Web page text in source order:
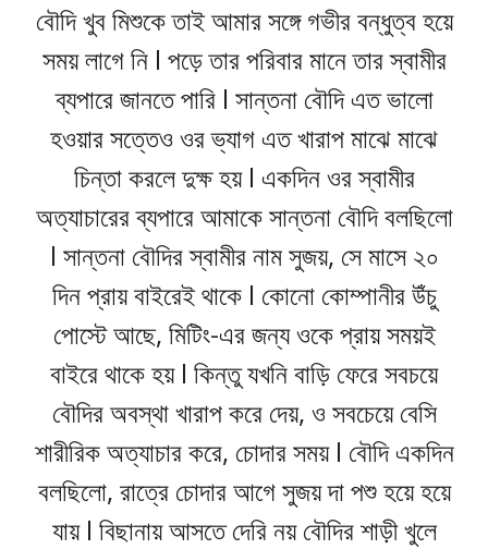
বৌদি খুব মিশুকে তাই আমার সঙ্গে গভীর বন্ধুত্ব হয়ে
সময় লাগে নি l পড়ে তার পরিবার মানে তার স্বামীর
ব্যপারে জানতে পারি l সান্তনা বৌদি এত ভালো
হওয়ার সত্তেও ওর ভ্যাগ এত খারাপ মাঝে মাঝে
চিন্তা করলে দুক্ষ হয় l একদিন ওর স্বামীর
অত্যাচারের ব্যপারে আমাকে সান্তনা বৌদি বলছিলো
l সান্তনা বৌদির স্বামীর নাম সুজয়, সে মাসে ২০
দিন প্রায় বাইরেই থাকে l কোনো কোম্পানীর উঁচু
পোস্টে আছে, মিটিং-এর জন্য ওকে প্রায় সময়ই
বাইরে থাকে হয় l কিন্তু যখনি বাড়ি ফেরে সবচয়ে
বৌদির অবস্থা খারাপ করে দেয়, ও সবচেয়ে বেসি
শারীরিক অত্যাচার করে, চোদার সময় l বৌদি একদিন
বলছিলো, রাত্রে চোদার আগে সুজয় দা পশু হয়ে হয়ে
যায় l বিছানায় আসতে দেরি নয় বৌদির শাড়ী খুলে